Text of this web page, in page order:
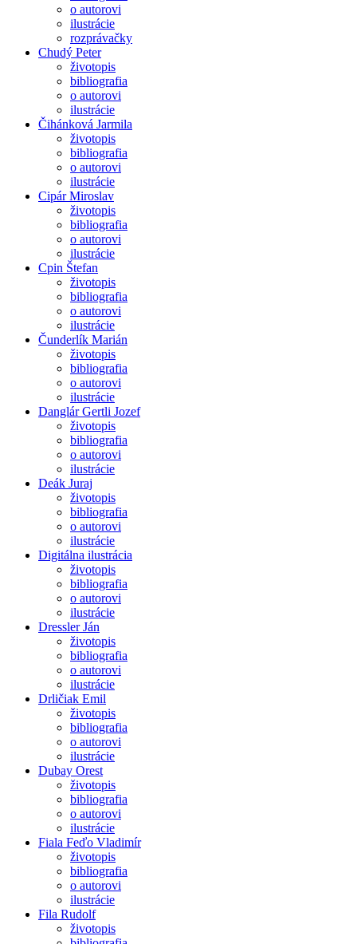
o autorovi
ilustrácie
rozprávačky
Chudý Peter
životopis
bibliografia
o autorovi
ilustrácie
Čihánková Jarmila
životopis
bibliografia
o autorovi
ilustrácie
Cipár Miroslav
životopis
bibliografia
o autorovi
ilustrácie
Cpin Štefan
životopis
bibliografia
o autorovi
ilustrácie
Čunderlík Marián
životopis
bibliografia
o autorovi
ilustrácie
Danglár Gertli Jozef
životopis
bibliografia
o autorovi
ilustrácie
Deák Juraj
životopis
bibliografia
o autorovi
ilustrácie
Digitálna ilustrácia
životopis
bibliografia
o autorovi
ilustrácie
Dressler Ján
životopis
bibliografia
o autorovi
ilustrácie
Drličiak Emil
životopis
bibliografia
o autorovi
ilustrácie
Dubay Orest
životopis
bibliografia
o autorovi
ilustrácie
Fiala Feďo Vladimír
životopis
bibliografia
o autorovi
ilustrácie
Fila Rudolf
životopis